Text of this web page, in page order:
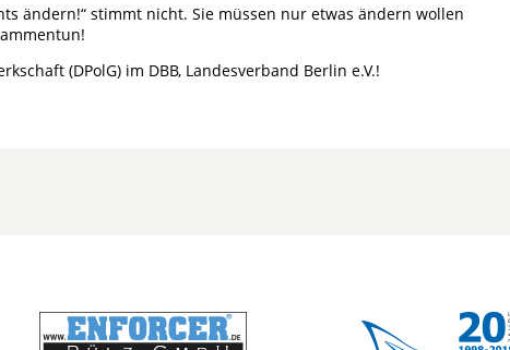
ändern!“ stimmt nicht. Sie müssen nur etwas ändern wollen
(DPolG) im DBB, Landesverband Berlin e.V.!